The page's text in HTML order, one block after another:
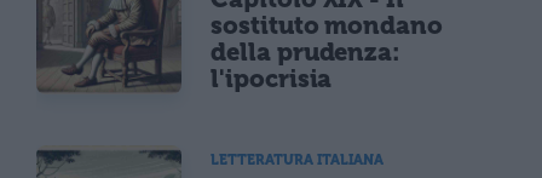
sostituto mondano
della prudenza:
l'ipocrisia
LETTERATURA ITALIANA